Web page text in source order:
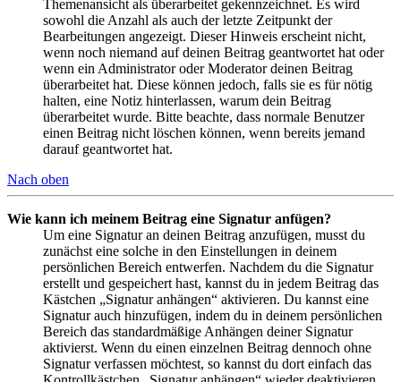
Themenansicht als überarbeitet gekennzeichnet. Es wird
sowohl die Anzahl als auch der letzte Zeitpunkt der
Bearbeitungen angezeigt. Dieser Hinweis erscheint nicht,
wenn noch niemand auf deinen Beitrag geantwortet hat oder
wenn ein Administrator oder Moderator deinen Beitrag
überarbeitet hat. Diese können jedoch, falls sie es für nötig
halten, eine Notiz hinterlassen, warum dein Beitrag
überarbeitet wurde. Bitte beachte, dass normale Benutzer
einen Beitrag nicht löschen können, wenn bereits jemand
darauf geantwortet hat.
Nach oben
Wie kann ich meinem Beitrag eine Signatur anfügen?
Um eine Signatur an deinen Beitrag anzufügen, musst du
zunächst eine solche in den Einstellungen in deinem
persönlichen Bereich entwerfen. Nachdem du die Signatur
erstellt und gespeichert hast, kannst du in jedem Beitrag das
Kästchen „Signatur anhängen“ aktivieren. Du kannst eine
Signatur auch hinzufügen, indem du in deinem persönlichen
Bereich das standardmäßige Anhängen deiner Signatur
aktivierst. Wenn du einen einzelnen Beitrag dennoch ohne
Signatur verfassen möchtest, so kannst du dort einfach das